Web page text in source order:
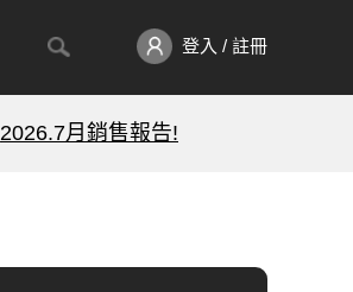
登入 / 註冊
2026.7月銷售報告!